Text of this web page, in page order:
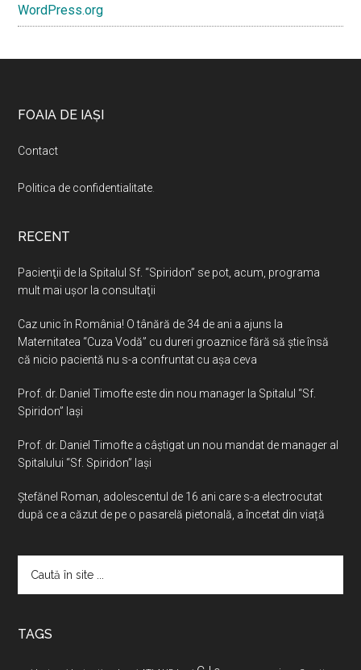
WordPress.org
Footer
FOAIA DE IAȘI
Contact
Politica de confidentialitate
RECENT
Pacienţii de la Spitalul Sf. “Spiridon” se pot, acum, programa
mult mai uşor la consultaţii
Caz unic în România! O tânără de 34 de ani a ajuns la
Maternitatea “Cuza Vodă” cu dureri groaznice fără să ştie însă
că nicio pacientă nu s-a confruntat cu așa ceva
Prof. dr. Daniel Timofte este din nou manager la Spitalul “Sf.
Spiridon” Iaşi
Prof. dr. Daniel Timofte a câștigat un nou mandat de manager al
Spitalului “Sf. Spiridon” Iași
Ştefănel Roman, adolescentul de 16 ani care s-a electrocutat
după ce a căzut de pe o pasarelă pietonală, a încetat din viață
TAGS